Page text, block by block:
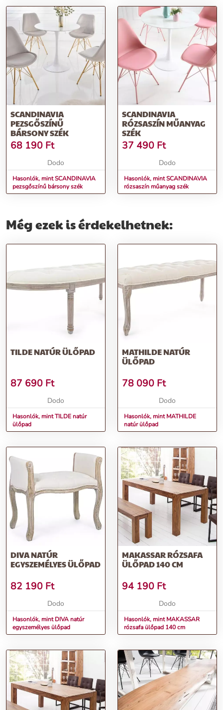
SCANDINAVIA
PEZSGŐSZÍNŰ
BÁRSONY SZÉK
68 190 Ft
Dodo
Hasonlók, mint SCANDINAVIA
pezsgőszínű bársony szék
SCANDINAVIA
RÓZSASZÍN MŰANYAG
SZÉK
37 490 Ft
Dodo
Hasonlók, mint SCANDINAVIA
rózsaszín műanyag szék
Még ezek is érdekelhetnek:
TILDE NATÚR ÜLŐPAD
87 690 Ft
Dodo
Hasonlók, mint TILDE natúr
ülőpad
MATHILDE NATÚR
ÜLŐPAD
78 090 Ft
Dodo
Hasonlók, mint MATHILDE
natúr ülőpad
DIVA NATÚR
EGYSZEMÉLYES ÜLŐPAD
82 190 Ft
Dodo
Hasonlók, mint DIVA natúr
egyszemélyes ülőpad
MAKASSAR RÓZSAFA
ÜLŐPAD 140 CM
94 190 Ft
Dodo
Hasonlók, mint MAKASSAR
rózsafa ülőpad 140 cm